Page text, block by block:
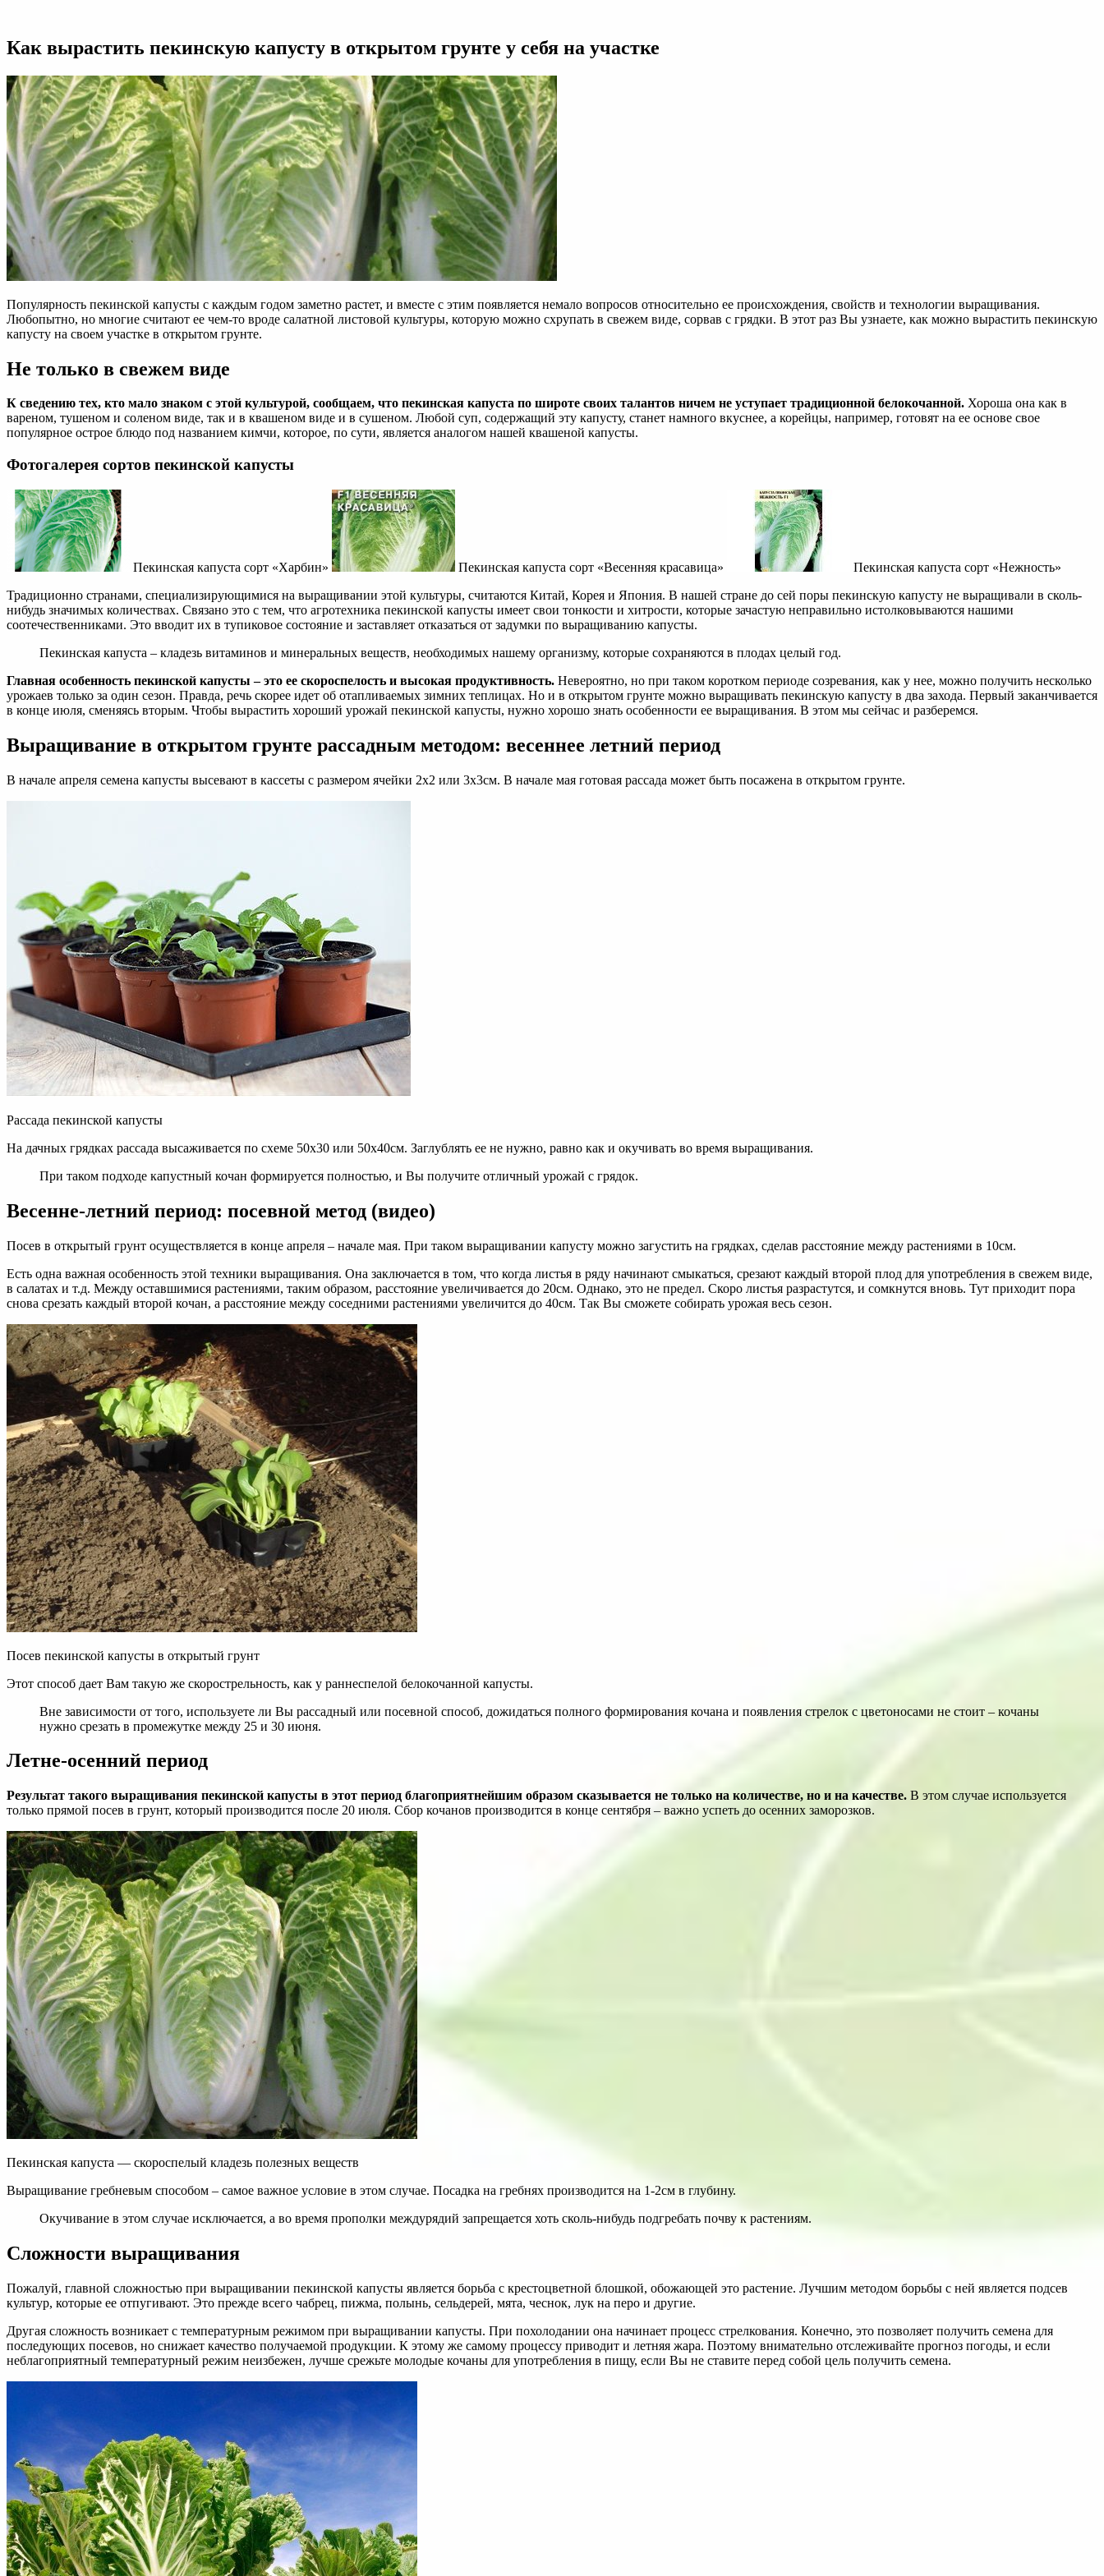
в
грунте:
технология,
правила
видео
Как вырастить пекинскую капусту в открытом грунте у себя на участке
Популярность пекинской капусты с каждым годом заметно растет, и вместе с этим появляется немало вопросов относительно ее происхождения, свойств и технологии выращивания.
Любопытно, но многие считают ее чем-то вроде салатной листовой культуры, которую можно схрупать в свежем виде, сорвав с грядки. В этот раз Вы узнаете, как можно вырастить пекинскую
капусту на своем участке в открытом грунте.
Не только в свежем виде
К сведению тех, кто мало знаком с этой культурой, сообщаем, что пекинская капуста по широте своих талантов ничем не уступает традиционной белокочанной. Хороша она как в
вареном, тушеном и соленом виде, так и в квашеном виде и в сушеном. Любой суп, содержащий эту капусту, станет намного вкуснее, а корейцы, например, готовят на ее основе свое
популярное острое блюдо под названием кимчи, которое, по сути, является аналогом нашей квашеной капусты.
Фотогалерея сортов пекинской капусты
Пекинская капуста сорт «Харбин» Пекинская капуста сорт «Весенняя красавица»
Пекинская капуста сорт «Нежность»
Традиционно странами, специализирующимися на выращивании этой культуры, считаются Китай, Корея и Япония. В нашей стране до сей поры пекинскую капусту не выращивали в сколь-
нибудь значимых количествах. Связано это с тем, что агротехника пекинской капусты имеет свои тонкости и хитрости, которые зачастую неправильно истолковываются нашими
соотечественниками. Это вводит их в тупиковое состояние и заставляет отказаться от задумки по выращиванию капусты.
Пекинская капуста – кладезь витаминов и минеральных веществ, необходимых нашему организму, которые сохраняются в плодах целый год.
Главная особенность пекинской капусты – это ее скороспелость и высокая продуктивность. Невероятно, но при таком коротком периоде созревания, как у нее, можно получить несколько
урожаев только за один сезон. Правда, речь скорее идет об отапливаемых зимних теплицах. Но и в открытом грунте можно выращивать пекинскую капусту в два захода. Первый заканчивается
в конце июля, сменяясь вторым. Чтобы вырастить хороший урожай пекинской капусты, нужно хорошо знать особенности ее выращивания. В этом мы сейчас и разберемся.
Выращивание в открытом грунте рассадным методом: весеннее летний период
В начале апреля семена капусты высевают в кассеты с размером ячейки 2х2 или 3х3см. В начале мая готовая рассада может быть посажена в открытом грунте.
Рассада пекинской капусты
На дачных грядках рассада высаживается по схеме 50х30 или 50х40см. Заглублять ее не нужно, равно как и окучивать во время выращивания.
При таком подходе капустный кочан формируется полностью, и Вы получите отличный урожай с грядок.
Весенне-летний период: посевной метод (видео)
Посев в открытый грунт осуществляется в конце апреля – начале мая. При таком выращивании капусту можно загустить на грядках, сделав расстояние между растениями в 10см.
Есть одна важная особенность этой техники выращивания. Она заключается в том, что когда листья в ряду начинают смыкаться, срезают каждый второй плод для употребления в свежем виде,
в салатах и т.д. Между оставшимися растениями, таким образом, расстояние увеличивается до 20см. Однако, это не предел. Скоро листья разрастутся, и сомкнутся вновь. Тут приходит пора
снова срезать каждый второй кочан, а расстояние между соседними растениями увеличится до 40см. Так Вы сможете собирать урожая весь сезон.
Посев пекинской капусты в открытый грунт
Этот способ дает Вам такую же скорострельность, как у раннеспелой белокочанной капусты.
Вне зависимости от того, используете ли Вы рассадный или посевной способ, дожидаться полного формирования кочана и появления стрелок с цветоносами не стоит – кочаны
нужно срезать в промежутке между 25 и 30 июня.
Летне-осенний период
Результат такого выращивания пекинской капусты в этот период благоприятнейшим образом сказывается не только на количестве, но и на качестве. В этом случае используется
только прямой посев в грунт, который производится после 20 июля. Сбор кочанов производится в конце сентября – важно успеть до осенних заморозков.
Пекинская капуста — скороспелый кладезь полезных веществ
Выращивание гребневым способом – самое важное условие в этом случае. Посадка на гребнях производится на 1-2см в глубину.
Окучивание в этом случае исключается, а во время прополки междурядий запрещается хоть сколь-нибудь подгребать почву к растениям.
Сложности выращивания
Пожалуй, главной сложностью при выращивании пекинской капусты является борьба с крестоцветной блошкой, обожающей это растение. Лучшим методом борьбы с ней является подсев
культур, которые ее отпугивают. Это прежде всего чабрец, пижма, полынь, сельдерей, мята, чеснок, лук на перо и другие.
Другая сложность возникает с температурным режимом при выращивании капусты. При похолодании она начинает процесс стрелкования. Конечно, это позволяет получить семена для
последующих посевов, но снижает качество получаемой продукции. К этому же самому процессу приводит и летняя жара. Поэтому внимательно отслеживайте прогноз погоды, и если
неблагоприятный температурный режим неизбежен, лучше срежьте молодые кочаны для употребления в пищу, если Вы не ставите перед собой цель получить семена.